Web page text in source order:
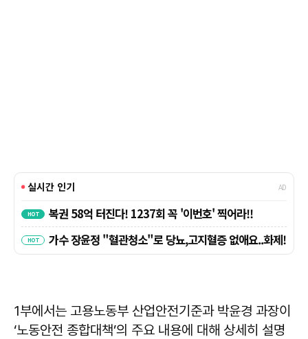
1부에서는 고용노동부 산업안전기준과 박윤경 과장이
‘노동안전 종합대책’의 주요 내용에 대해 상세히 설명